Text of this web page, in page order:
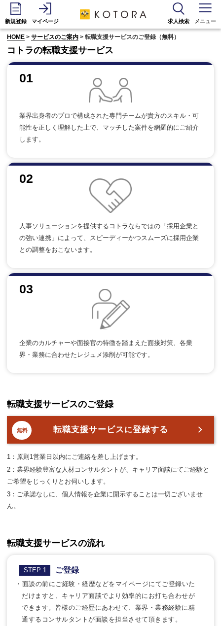
新規登録 マイページ 求人検索 メニュー
HOME >サービスのご案内 > 転職支援サービスのご登録（無料）
コトラの転職支援サービス
01
業界出身者のプロで構成された専門チームが貴方のスキル・可
能性を正しく理解した上で、マッチした案件を網羅的にご紹介
します。
02
人事ソリューションを提供するコトラならではの「採用企業と
の強い連携」によって、スピーディーかつスムーズに採用企業
との調整をおこないます。
03
企業のカルチャーや面接官の特徴を踏まえた面接対策、各業
界・業務に合わせたレジュメ添削が可能です。
転職支援サービスのご登録
無料 転職支援サービスに登録する
1：原則1営業日以内にご連絡を差し上げます。
2：業界経験豊富な人材コンサルタントが、キャリア面談にてご経験と
ご希望をじっくりとお伺いします。
3：ご承諾なしに、個人情報を企業に開示することは一切ございませ
ん。
転職支援サービスの流れ
STEP 1 ご登録
・面談の前にご経験・経歴などをマイページにてご登録いた
だけますと、キャリア面談でより効率的にお打ち合わせが
できます。皆様のご経歴にあわせて、業界・業務経験に精
通するコンサルタントが面談を担当させて頂きます。